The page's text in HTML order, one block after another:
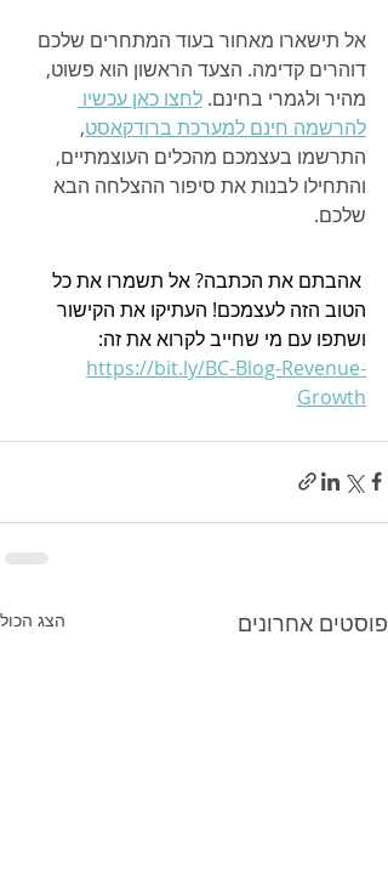
אל תישארו מאחור בעוד המתחרים שלכם
דוהרים קדימה. הצעד הראשון הוא פשוט,
מהיר ולגמרי בחינם. לחצו כאן עכשיו
להרשמה חינם למערכת ברודקאסט,
התרשמו בעצמכם מהכלים העוצמתיים,
והתחילו לבנות את סיפור ההצלחה הבא
שלכם.
אהבתם את הכתבה? אל תשמרו את כל
הטוב הזה לעצמכם! העתיקו את הקישור
ושתפו עם מי שחייב לקרוא את זה:
https://bit.ly/BC-Blog-Revenue-
Growth
פוסטים אחרונים הצג הכול